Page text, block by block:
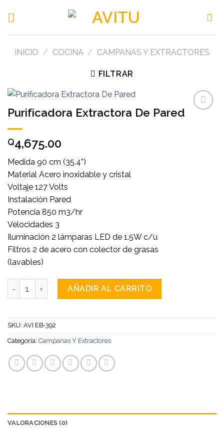
INICIO / COCINA / CAMPANAS Y EXTRACTORES
FILTRAR
Purificadora Extractora De Pared
Q4,675.00
Medida 90 cm (35.4”)
Material Acero inoxidable y cristal
Voltaje 127 Volts
Instalación Pared
Potencia 850 m3/hr
Velocidades 3
Iluminación 2 lámparas LED de 1.5W c/u
Filtros 2 de acero con colector de grasas
(lavables)
Purificadora Extractora De Pared cantidad
AÑADIR AL CARRITO
SKU: AVI EB-392
Categoría: Campanas Y Extractores
VALORACIONES (0)